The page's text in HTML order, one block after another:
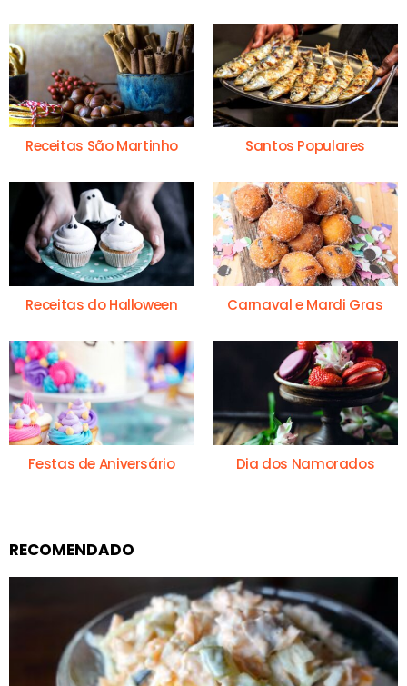
Receitas São Martinho Santos Populares
Receitas do Halloween Carnaval e Mardi Gras
Festas de Aniversário Dia dos Namorados
RECOMENDADO